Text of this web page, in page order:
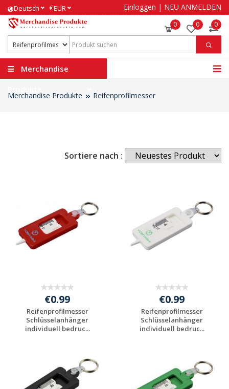
Deutsch €EUR Einloggen | NEU ANMELDEN
0 0 0
Merchandise
Merchandise Produkte Reifenprofilmesser
Sortiere nach :
€0.99
Reifenprofilmesser
Schlüsselanhänger
individuell bedruc...
€0.99
Reifenprofilmesser
Schlüsselanhänger
individuell bedruc...